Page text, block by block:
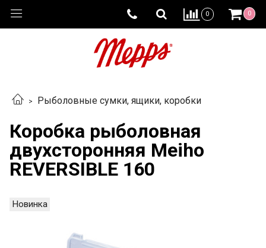
0 0
Рыболовные сумки, ящики, коробки
Коробка рыболовная
двухсторонняя Meiho
REVERSIBLE 160
Новинка